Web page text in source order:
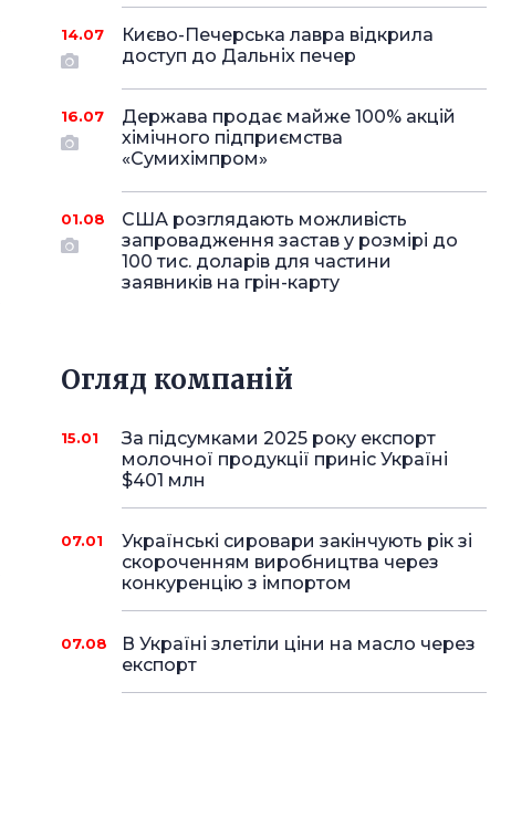
14.07
Києво-Печерська лавра відкрила
доступ до Дальніх печер
16.07
Держава продає майже 100% акцій
хімічного підприємства
«Сумихімпром»
01.08
США розглядають можливість
запровадження застав у розмірі до
100 тис. доларів для частини
заявників на грін-карту
Огляд компаній
15.01
За підсумками 2025 року експорт
молочної продукції приніс Україні
$401 млн
07.01
Українські сировари закінчують рік зі
скороченням виробництва через
конкуренцію з імпортом
07.08
В Україні злетіли ціни на масло через
експорт